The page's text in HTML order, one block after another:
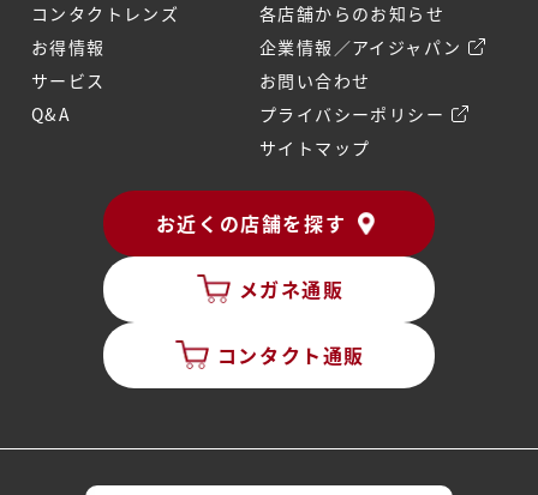
コンタクトレンズ
お得情報
サービス
Q&A
各店舗からのお知らせ
企業情報／アイジャパン
お問い合わせ
プライバシーポリシー
サイトマップ
お近くの店舗を探す
メガネ通販
コンタクト通販